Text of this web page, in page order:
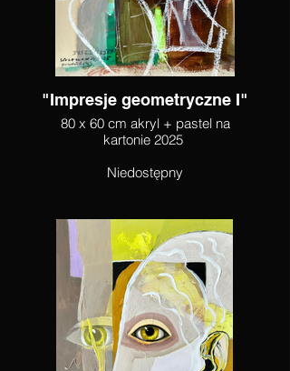
"Impresje geometryczne I"
80 x 60 cm akryl + pastel na
kartonie 2025
Niedostępny